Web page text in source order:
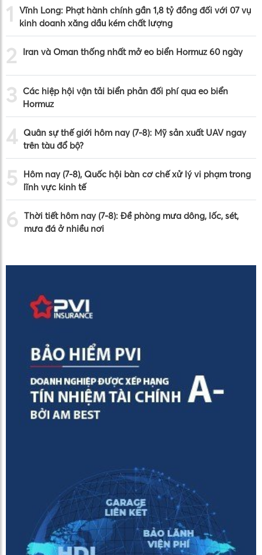
1
Vĩnh Long: Phạt hành chính gần 1,8 tỷ đồng đối với 07 vụ
kinh doanh xăng dầu kém chất lượng
2 Iran và Oman thống nhất mở eo biển Hormuz 60 ngày
3 Các hiệp hội vận tải biển phản đối phí qua eo biển
Hormuz
4 Quân sự thế giới hôm nay (7-8): Mỹ sản xuất UAV ngay
trên tàu đổ bộ?
5
Hôm nay (7-8), Quốc hội bàn cơ chế xử lý vi phạm trong
lĩnh vực kinh tế
6 Thời tiết hôm nay (7-8): Đề phòng mưa dông, lốc, sét,
mưa đá ở nhiều nơi